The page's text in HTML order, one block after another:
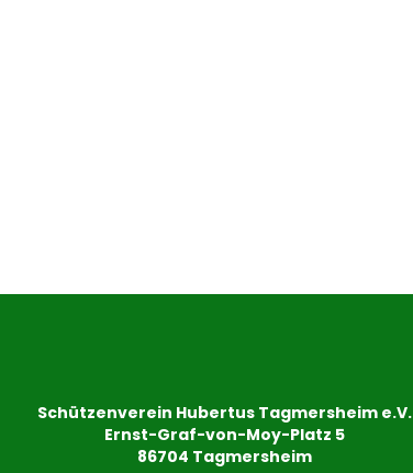
Schützenverein Hubertus Tagmersheim e.V.
Ernst-Graf-von-Moy-Platz 5
86704 Tagmersheim